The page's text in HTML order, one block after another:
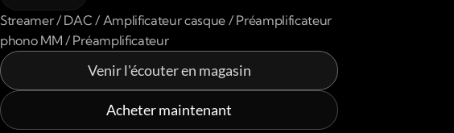
Streamer / DAC / Amplificateur casque / Préamplificateur
phono MM / Préamplificateur
Venir l'écouter en magasin
Acheter maintenant